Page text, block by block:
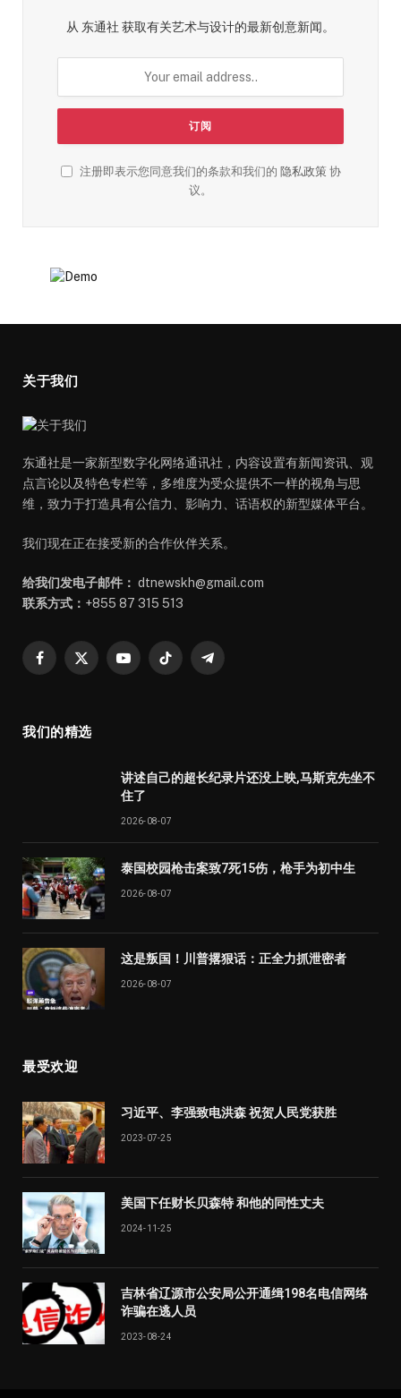
从 东通社 获取有关艺术与设计的最新创意新闻。
注册即表示您同意我们的条款和我们的 隐私政策协
议。
关于我们
东通社是一家新型数字化网络通讯社，内容设置有新闻资讯、观
点言论以及特色专栏等，多维度为受众提供不一样的视角与思
维，致力于打造具有公信力、影响力、话语权的新型媒体平台。
我们现在正在接受新的合作伙伴关系。
给我们发电子邮件： dtnewskh@gmail.com
联系方式： +855 87 315 513
Facebook
X
YouTubeTikTok Telegram
我们的精选
讲述自己的超长纪录片还没上映,马斯克先坐不
住了
2026-08-07
泰国校园枪击案致7死15伤，枪手为初中生
2026-08-07
这是叛国！川普撂狠话：正全力抓泄密者
2026-08-07
最受欢迎
习近平、李强致电洪森 祝贺人民党获胜
2023-07-25
美国下任财长贝森特 和他的同性丈夫
2024-11-25
吉林省辽源市公安局公开通缉198名电信网络
诈骗在逃人员
2023-08-24